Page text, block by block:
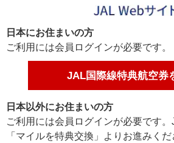
日本にお住まいの方
ご利用には会員ログインが必要です。
JAL国際線特典航空券
日本以外にお住まいの方
ご利用には会員ログインが必要です
「マイルを特典交換」よりお進みくだ